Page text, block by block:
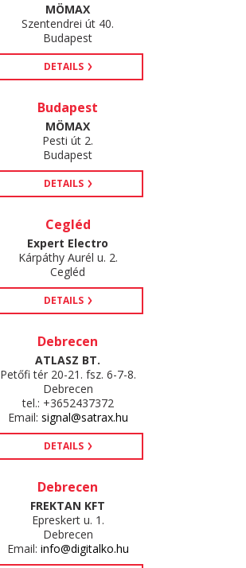
MÖMAX
Szentendrei út 40.
Budapest
DETAILS
Budapest
MÖMAX
Pesti út 2.
Budapest
DETAILS
Cegléd
Expert Electro
Kárpáthy Aurél u. 2.
Cegléd
DETAILS
Debrecen
ATLASZ BT.
Petőfi tér 20-21. fsz. 6-7-8.
Debrecen
tel.: +3652437372
Email: signal@satrax.hu
DETAILS
Debrecen
FREKTAN KFT
Epreskert u. 1.
Debrecen
Email: info@digitalko.hu